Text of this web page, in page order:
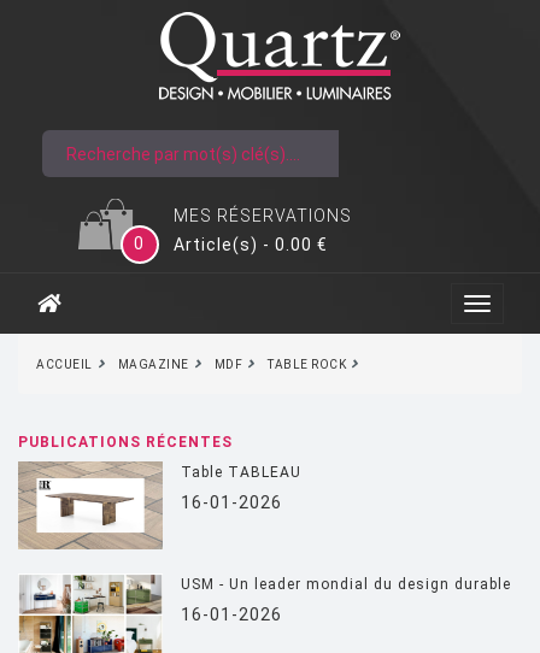
MES RÉSERVATIONS
0
Article(s) - 0.00 €
ACCUEIL MAGAZINE MDF TABLE ROCK
PUBLICATIONS RÉCENTES
Table TABLEAU
16-01-2026
USM - Un leader mondial du design durable
16-01-2026